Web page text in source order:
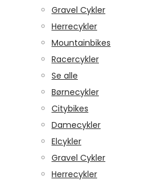
Gravel Cykler
Herrecykler
Mountainbikes
Racercykler
Se alle
Børnecykler
Citybikes
Damecykler
Elcykler
Gravel Cykler
Herrecykler